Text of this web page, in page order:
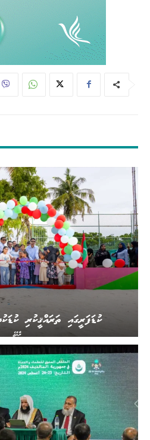
ރާއްޖެ
ކުޑަފަރީގައި ތަރައްޤީކުރި